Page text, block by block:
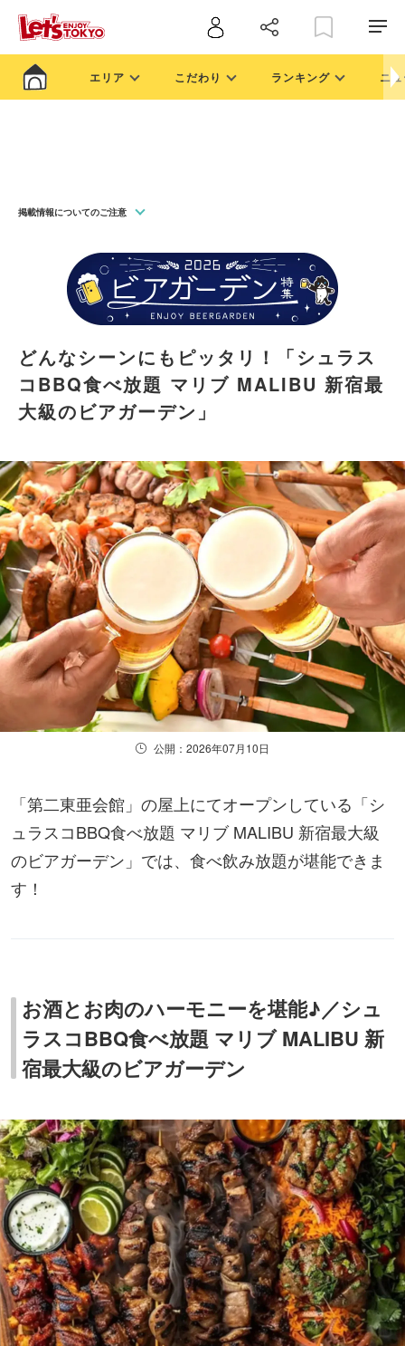
エリア こだわり ランキング ニ
掲載情報についてのご注意
どんなシーンにもピッタリ！「シュラス
コBBQ食べ放題 マリブ MALIBU 新宿最
大級のビアガーデン」
公開：2026年07月10日
「第二東亜会館」の屋上にてオープンしている「シ
ュラスコBBQ食べ放題 マリブ MALIBU 新宿最大級
のビアガーデン」では、食べ飲み放題が堪能できま
す！
お酒とお肉のハーモニーを堪能♪／シュ
ラスコBBQ食べ放題 マリブ MALIBU 新
宿最大級のビアガーデン